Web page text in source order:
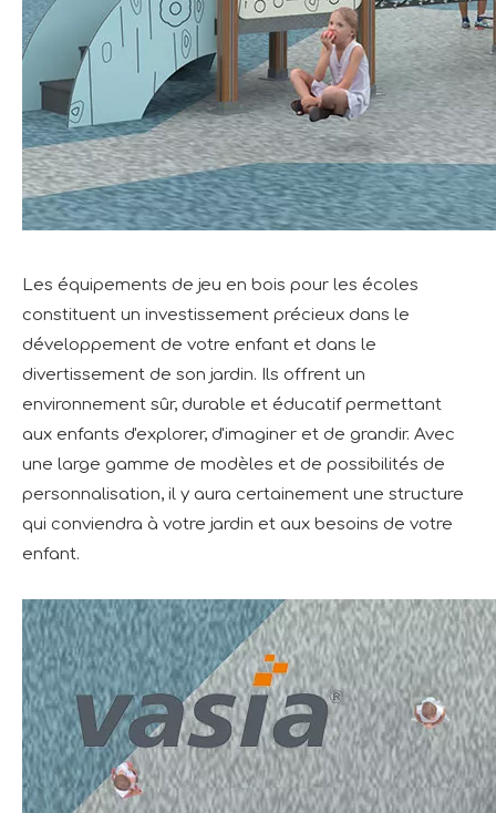
Les équipements de jeu en bois pour les écoles
constituent un investissement précieux dans le
développement de votre enfant et dans le
divertissement de son jardin. Ils offrent un
environnement sûr, durable et éducatif permettant
aux enfants d'explorer, d'imaginer et de grandir. Avec
une large gamme de modèles et de possibilités de
personnalisation, il y aura certainement une structure
qui conviendra à votre jardin et aux besoins de votre
enfant.